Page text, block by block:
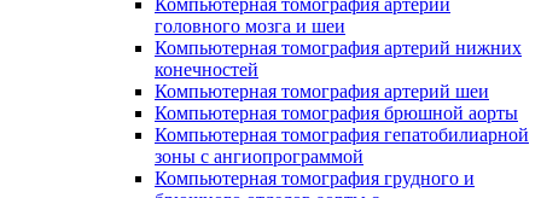
Компьютерная томография артерий
головного мозга и шеи
Компьютерная томография артерий нижних
конечностей
Компьютерная томография артерий шеи
Компьютерная томография брюшной аорты
Компьютерная томография гепатобилиарной
зоны с ангиопрограммой
Компьютерная томография грудного и